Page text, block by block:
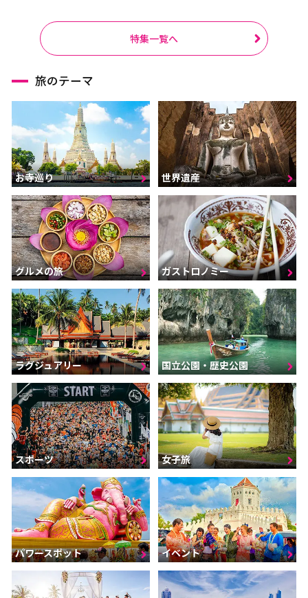
特集一覧へ
旅のテーマ
お寺巡り 世界遺産
グルメの旅 ガストロノミー
ラグジュアリー 国立公園・歴史公園
スポーツ 女子旅
パワースポット イベント